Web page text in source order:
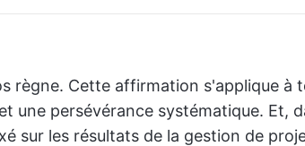
règne. Cette affirmation s'applique à
une persévérance systématique. Et,
sur les résultats de la gestion de